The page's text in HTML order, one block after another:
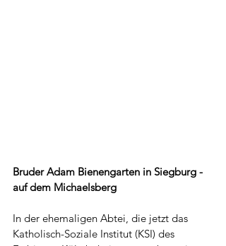
Bruder Adam Bienengarten in Siegburg -
auf dem Michaelsberg
In der ehemaligen Abtei, die jetzt das
Katholisch-Soziale Institut (KSI) des